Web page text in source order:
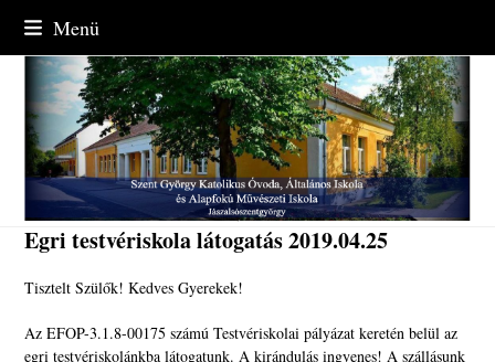
content
Menü
Egri testvériskola látogatás 2019.04.25
Tisztelt Szülők! Kedves Gyerekek!
Az EFOP-3.1.8-00175 számú Testvériskolai pályázat keretén belül az
egri testvériskolánkba látogatunk. A kirándulás ingyenes! A szállásunk